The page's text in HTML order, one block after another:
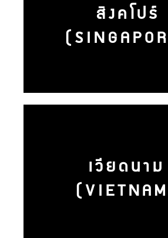
สิงคโปร์
เวียดนาม